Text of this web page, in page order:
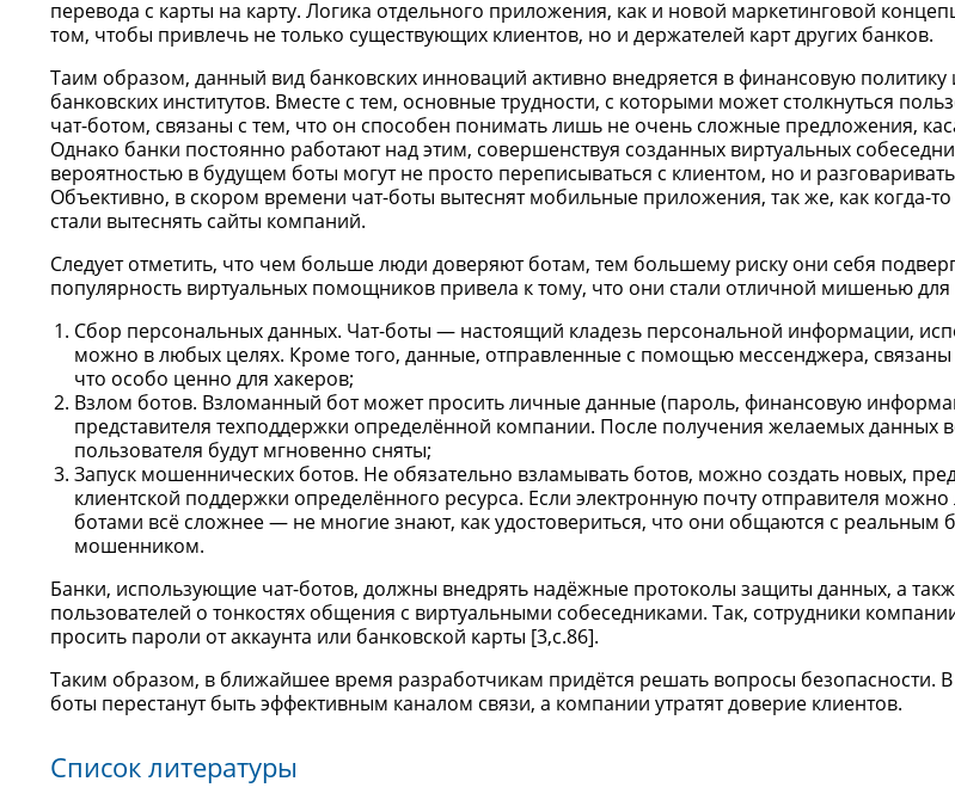
перевода с карты на карту. Логика отдельного приложения, как и новой маркетинговой
том, чтобы привлечь не только существующих клиентов, но и держателей карт других банков.
Таим образом, данный вид банковских инноваций активно внедряется в финансовую политику
банковских институтов. Вместе с тем, основные трудности, с которыми может столкнуться
чат-ботом, связаны с тем, что он способен понимать лишь не очень сложные предложения,
Однако банки постоянно работают над этим, совершенствуя созданных виртуальных
вероятностью в будущем боты могут не просто переписываться с клиентом, но и
Объективно, в скором времени чат-боты вытеснят мобильные приложения, так же, как когда-
стали вытеснять сайты компаний.
Следует отметить, что чем больше люди доверяют ботам, тем большему риску они себя
популярность виртуальных помощников привела к тому, что они стали отличной мишенью для
Сбор персональных данных. Чат-боты — настоящий кладезь персональной информации,
можно в любых целях. Кроме того, данные, отправленные с помощью мессенджера, связаны
что особо ценно для хакеров;
Взлом ботов. Взломанный бот может просить личные данные (пароль, финансовую
представителя техподдержки определённой компании. После получения желаемых данных
пользователя будут мгновенно сняты;
Запуск мошеннических ботов. Не обязательно взламывать ботов, можно создать новых,
клиентской поддержки определённого ресурса. Если электронную почту отправителя можно
ботами всё сложнее — не многие знают, как удостовериться, что они общаются с реальным
мошенником.
Банки, использующие чат-ботов, должны внедрять надёжные протоколы защиты данных, а
пользователей о тонкостях общения с виртуальными собеседниками. Так, сотрудники
просить пароли от аккаунта или банковской карты [3,c.86].
Таким образом, в ближайшее время разработчикам придётся решать вопросы безопасности.
боты перестанут быть эффективным каналом связи, а компании утратят доверие клиентов.
Список литературы